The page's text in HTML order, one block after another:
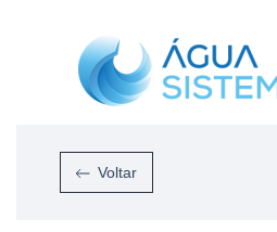
Skip to main content
Voltar